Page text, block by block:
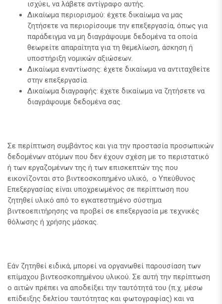
ισχύει, να λάβετε αντίγραφο αυτής.
Δικαίωμα περιορισμού: έχετε δικαίωμα να μας
ζητήσετε να περιορίσουμε την επεξεργασία, όπως για
παράδειγμα να μη διαγράψουμε δεδομένα τα οποία
θεωρείτε απαραίτητα για τη θεμελίωση, άσκηση ή
υποστήριξη νομικών αξιώσεων.
Δικαίωμα εναντίωσης: έχετε δικαίωμα να αντιταχθείτε
στην επεξεργασία.
Δικαίωμα διαγραφής: έχετε δικαίωμα να ζητήσετε να
διαγράψουμε δεδομένα σας.
Σε περίπτωση συμβάντος και για την προστασία προσωπικών
δεδομένων ατόμων που δεν έχουν σχέση με το περιστατικό
ή των εργαζομένων της ή των επισκεπτών της που
εικονίζονται στο βιντεοσκοπημένο υλικό, ο Υπεύθυνος
Επεξεργασίας είναι υποχρεωμένος σε περίπτωση που
ζητηθεί υλικό από το εγκατεστημένο σύστημα
βιντεοεπιτήρησης να προβεί σε επεξεργασία με τεχνικές
θόλωσης ή χρήσης μάσκας.
Εάν ζητηθεί ειδικά, μπορεί να οργανωθεί παρουσίαση των
επίμαχου βιντεοσκοπημένου υλικού. Σε αυτή την περίπτωση
ο αιτών πρέπει να αποδείξει την ταυτότητά του (π.χ. μέσω
επίδειξης δελτίου ταυτότητας και φωτογραφίας) και να